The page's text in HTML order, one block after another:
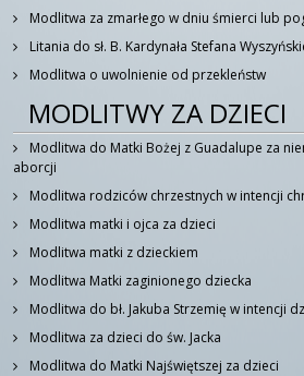
Modlitwa za zmarłego w dniu śmierci lub
Litania do sł. B. Kardynała Stefana
Modlitwa o uwolnienie od przekleństw
MODLITWY ZA DZIECI
Modlitwa do Matki Bożej z Guadalupe za
aborcji
Modlitwa rodziców chrzestnych w intencji
Modlitwa matki i ojca za dzieci
Modlitwa matki z dzieckiem
Modlitwa Matki zaginionego dziecka
Modlitwa do bł. Jakuba Strzemię w intencji
Modlitwa za dzieci do św. Jacka
Modlitwa do Matki Najświętszej za dzieci